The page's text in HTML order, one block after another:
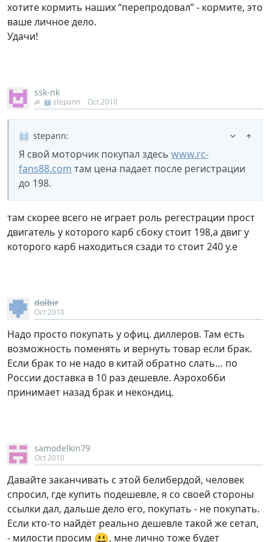
хотите кормить наших “перепродовал” - кормите, это
ваше личное дело.
Удачи!
ssk-nk
stepann Oct 2010
stepann:
Я свой моторчик покупал здесь www.rc-
fans88.com там цена падает после регистрации
до 198.
там скорее всего не играет роль регестрации прост
двигатель у которого карб сбоку стоит 198,а двиг у
которого карб находиться сзади то стоит 240 у.е
dolbir
Oct 2010
Надо просто покупать у офиц. диллеров. Там есть
возможность поменять и вернуть товар если брак.
Если брак то не надо в китай обратно слать… по
России доставка в 10 раз дешевле. Аэрохобби
принимает назад брак и некондиц.
samodelkin79
Oct 2010
Давайте заканчивать с этой белибердой, человек
спросил, где купить подешевле, я со своей стороны
ссылки дал, дальше дело его, покупать - не покупать.
Если кто-то найдёт реально дешевле такой же сетап,
- милости просим 😃, мне лично тоже будет